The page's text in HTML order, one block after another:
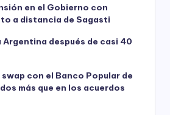
en el Gobierno con
a distancia de Sagasti
Argentina después de casi 40
swap con el Banco Popular de
más que en los acuerdos